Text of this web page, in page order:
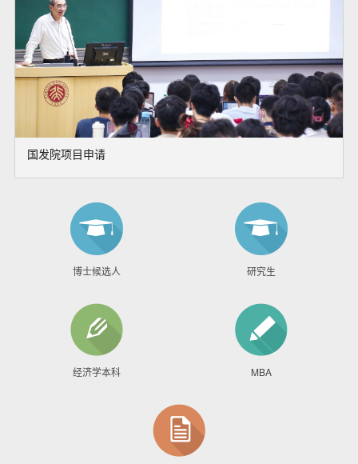
国发院项目申请
博士候选人 研究生
经济学本科 MBA